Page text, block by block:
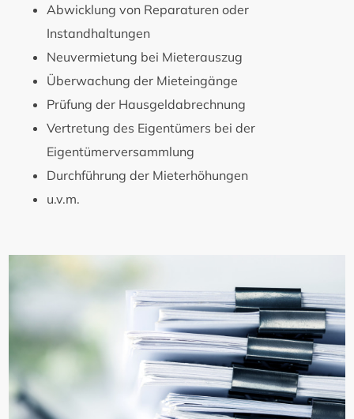
Abwicklung von Reparaturen oder
Instandhaltungen
Neuvermietung bei Mieterauszug
Überwachung der Mieteingänge
Prüfung der Hausgeldabrechnung
Vertretung des Eigentümers bei der
Eigentümerversammlung
Durchführung der Mieterhöhungen
u.v.m.